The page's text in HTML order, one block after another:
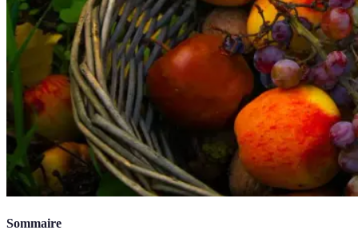
Sommaire